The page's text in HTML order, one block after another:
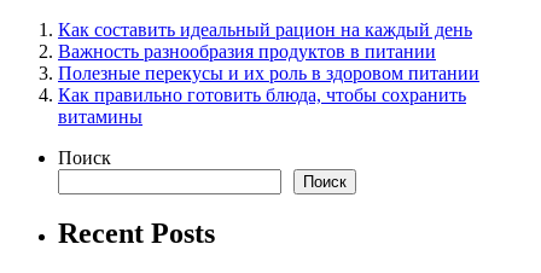
Как составить идеальный рацион на каждый день
Важность разнообразия продуктов в питании
Полезные перекусы и их роль в здоровом питании
Как правильно готовить блюда, чтобы сохранить
витамины
Поиск
Поиск
Recent Posts